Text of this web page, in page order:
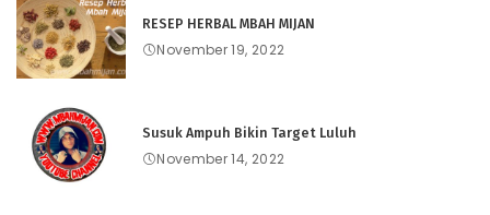
RESEP HERBAL MBAH MIJAN
November 19, 2022
Susuk Ampuh Bikin Target Luluh
November 14, 2022